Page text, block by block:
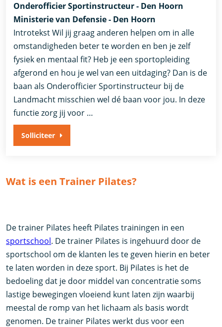
Onderofficier Sportinstructeur - Den Hoorn
Ministerie van Defensie - Den Hoorn
Introtekst Wil jij graag anderen helpen om in alle
omstandigheden beter te worden en ben je zelf
fysiek en mentaal fit? Heb je een sportopleiding
afgerond en hou je wel van een uitdaging? Dan is de
baan als Onderofficier Sportinstructeur bij de
Landmacht misschien wel dé baan voor jou. In deze
functie zorg jij voor …
Solliciteer
Wat is een Trainer Pilates?
De trainer Pilates heeft Pilates trainingen in een
sportschool. De trainer Pilates is ingehuurd door de
sportschool om de klanten les te geven hierin en beter
te laten worden in deze sport. Bij Pilates is het de
bedoeling dat je door middel van concentratie soms
lastige bewegingen vloeiend kunt laten zijn waarbij
meestal de romp van het lichaam als basis wordt
genomen. De trainer Pilates werkt dus voor een